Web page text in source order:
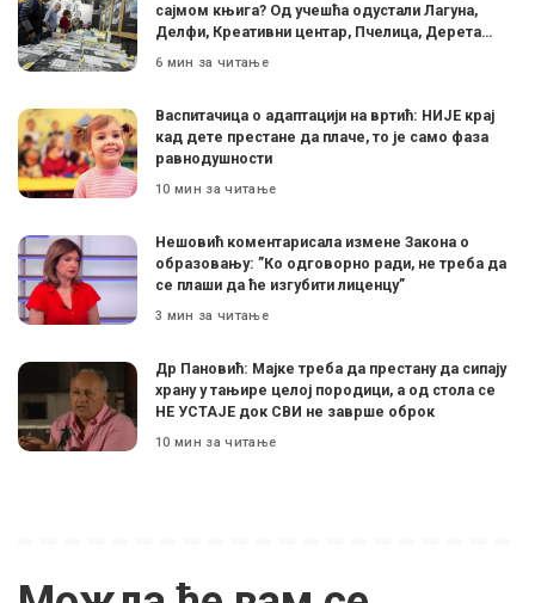
сајмом књига? Од учешћа одустали Лагуна,
Делфи, Креативни центар, Пчелица, Дерета…
6 мин за читање
Васпитачица о адаптацији на вртић: НИЈЕ крај
кад дете престане да плаче, то је само фаза
равнодушности
10 мин за читање
Нешовић коментарисала измене Закона о
образовању: ”Ко одговорно ради, не треба да
се плаши да ће изгубити лиценцу”
3 мин за читање
Др Пановић: Мајке треба да престану да сипају
храну у тањире целој породици, а од стола се
НЕ УСТАЈЕ док СВИ не заврше оброк
10 мин за читање